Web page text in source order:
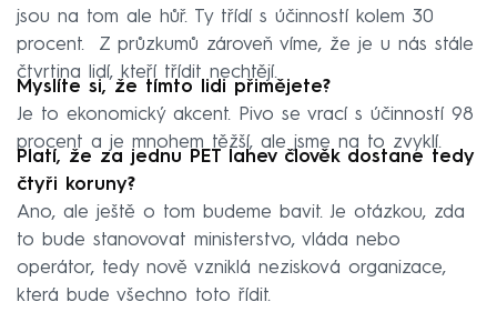
jsou na tom ale hůř. Ty třídí s účinností kolem 30
procent. Z průzkumů zároveň víme, že je u nás stále
čtvrtina lidí, kteří třídit nechtějí.
Myslíte si, že tímto lidi přimějete?
Je to ekonomický akcent. Pivo se vrací s účinností 98
procent a je mnohem těžší, ale jsme na to zvyklí.
Platí, že za jednu PET lahev člověk dostane tedy
čtyři koruny?
Ano, ale ještě o tom budeme bavit. Je otázkou, zda
to bude stanovovat ministerstvo, vláda nebo
operátor, tedy nově vzniklá nezisková organizace,
která bude všechno toto řídit.